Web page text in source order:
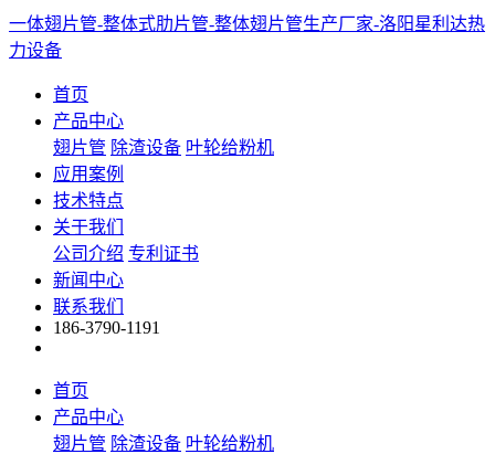
一体翅片管-整体式肋片管-整体翅片管生产厂家-洛阳星利达热
力设备
首页
产品中心
翅片管 除渣设备 叶轮给粉机
应用案例
技术特点
关于我们
公司介绍 专利证书
新闻中心
联系我们
186-3790-1191
首页
产品中心
翅片管 除渣设备 叶轮给粉机